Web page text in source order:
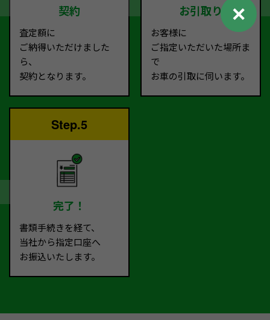
契約
査定額に
ご納得いただけました
ら、
契約となります。
お引取り
お客様に
ご指定いただいた場所ま
で
お車の引取に伺います。
Step.5
完了！
書類手続きを経て、
当社から指定口座へ
お振込いたします。
✕